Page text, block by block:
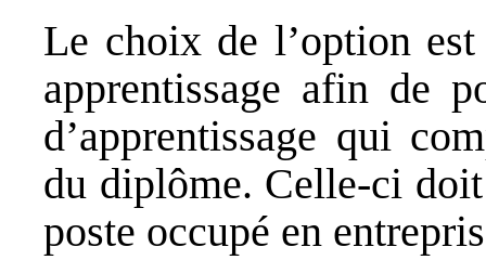
Le choix de l’option
apprentissage afin de
d’apprentissage qui
du diplôme. Celle-ci
poste occupé en